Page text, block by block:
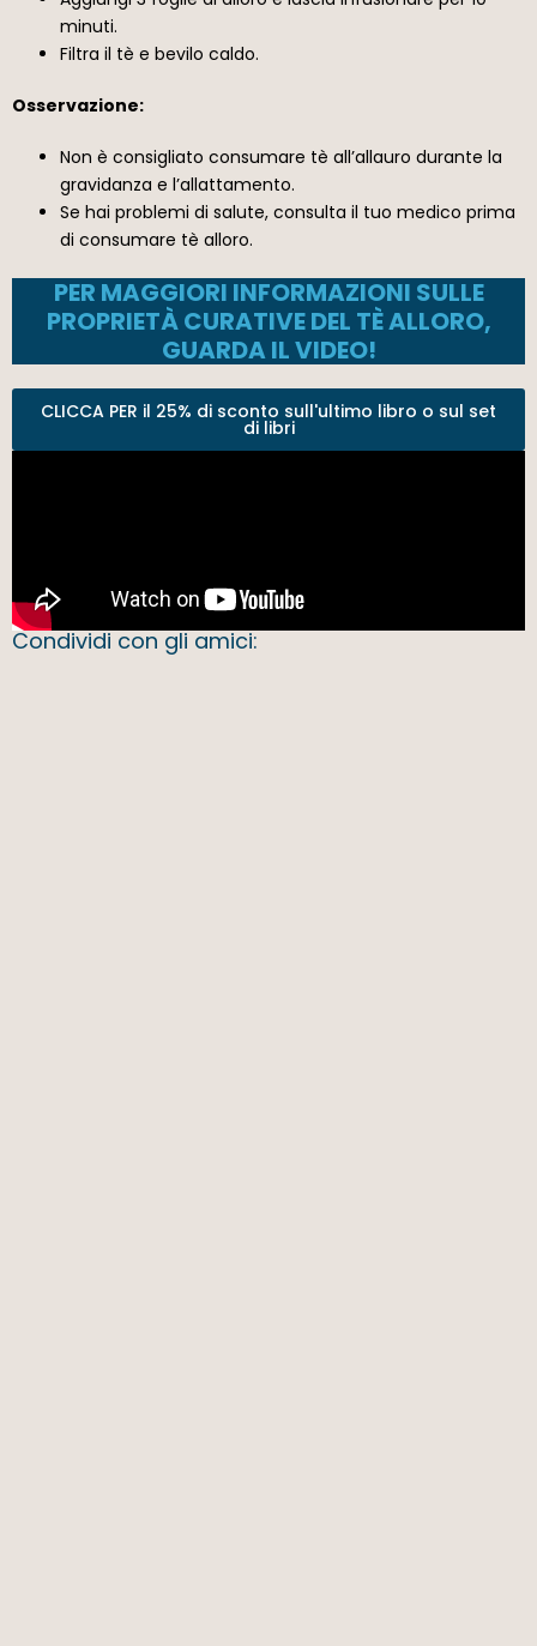
minuti.
Filtra il tè e bevilo caldo.
Osservazione:
Non è consigliato consumare tè all’allauro durante la
gravidanza e l’allattamento.
Se hai problemi di salute, consulta il tuo medico prima
di consumare tè alloro.
PER MAGGIORI INFORMAZIONI SULLE
PROPRIETÀ CURATIVE DEL TÈ ALLORO,
GUARDA IL VIDEO!
CLICCA PER il 25% di sconto sull'ultimo libro o sul set
di libri
Condividi con gli amici: